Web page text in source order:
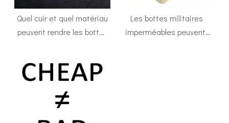
Quel cuir et quel matériau
peuvent rendre les bottes
Les bottes militaires
imperméables peuvent-